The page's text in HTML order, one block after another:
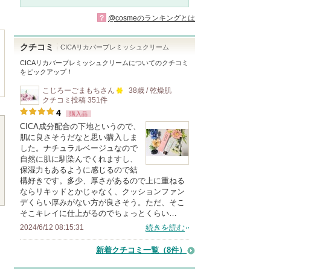
? @cosmeのランキングとは
クチコミ CICAリカバーブレミッシュクリーム
CICAリカバーブレミッシュクリームについてのクチコミ
をピックアップ！
こじろーごまもちさん
以
上
の
メ
ン
バ
ー
38歳 / 乾燥肌
クチコミ投稿 351件
4 購入品
CICA成分配合の下地というので、
肌に良さそうだなと思い購入しま
した。ナチュラルベージュなので
自然に肌に馴染んでくれますし、
保湿力もあるように感じるので結
構好きです。多少、厚さがあるので上に重ねる
ならリキッドとかじゃなく、クッションファン
デくらい厚みがない方が良さそう。ただ、そこ
そこキレイに仕上がるのでちょっとくらい…
2024/6/12 08:15:31 続きを読む
新着クチコミ一覧 （8件）